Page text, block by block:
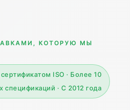
КОТОРУЮ МЫ
ISO · Более 10
· С 2012 года